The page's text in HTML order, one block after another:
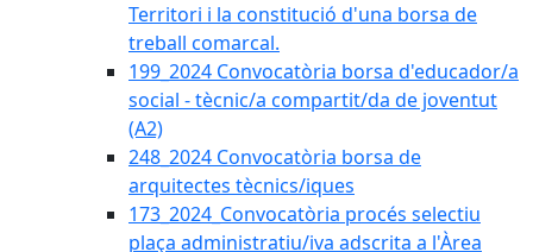
Territori i la constitució d'una borsa de
treball comarcal.
199_2024 Convocatòria borsa d'educador/a
social - tècnic/a compartit/da de joventut
(A2)
248_2024 Convocatòria borsa de
arquitectes tècnics/iques
173_2024_Convocatòria procés selectiu
plaça administratiu/iva adscrita a l'Àrea